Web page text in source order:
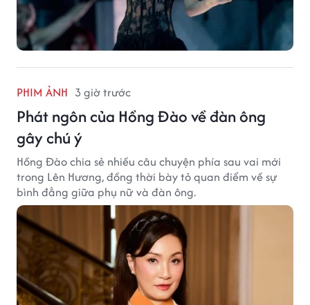
PHIM ẢNH 3 giờ trước
Phát ngôn của Hồng Đào về đàn ông
gây chú ý
Hồng Đào chia sẻ nhiều câu chuyện phía sau vai mới
trong Lên Hương, đồng thời bày tỏ quan điểm về sự
bình đẳng giữa phụ nữ và đàn ông.